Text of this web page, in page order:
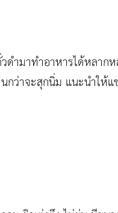
ดำมาทำอาหารได้หลา
กว่าจะสุกนิ่ม แนะนำให้